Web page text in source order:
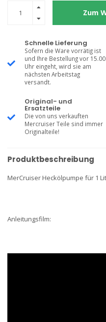
Zum
Schnelle Lieferung
Sofern die Ware vorrätig ist
und Ihre Bestellung vor 15.00
Uhr eingeht, wird sie am
nächsten Arbeitstag
versandt.
Original- und
Ersatzteile
Die von uns verkauften
Mercruiser Teile sind immer
Originalteile!
Produktbeschreibung
MerCruiser Heckölpumpe für 1
Anleitungsfilm: